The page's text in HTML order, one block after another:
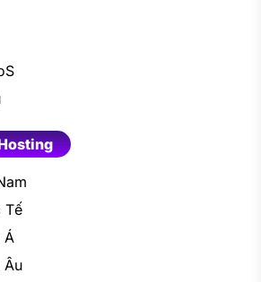
Tế
Á
Âu